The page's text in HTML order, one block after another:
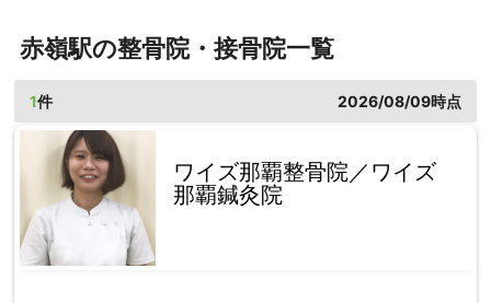
赤嶺駅の整骨院・接骨院一覧
1件 2026/08/09時点
ワイズ那覇整骨院／ワイズ
那覇鍼灸院